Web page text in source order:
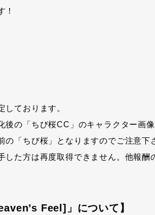
！
しております。
後の「ちび桜CC」のキャラクター画
「ちび桜」となりますのでご注意下
した方は再度取得できません。他報酬
Feel]」について】